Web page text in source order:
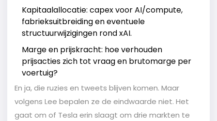
Kapitaalallocatie: capex voor AI/compute,
fabrieksuitbreiding en eventuele
structuurwijzigingen rond xAI.
Marge en prijskracht: hoe verhouden
prijsacties zich tot vraag en brutomarge per
voertuig?
En ja, die ruzies en tweets blijven komen. Maar
volgens Lee bepalen ze de eindwaarde niet. Het
gaat om of Tesla erin slaagt om drie markten te